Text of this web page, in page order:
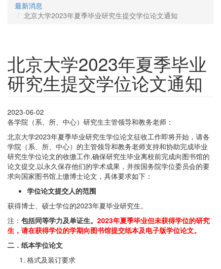
最新消息
北京大学2023年夏季毕业研究生提交学位论文通知
北京大学2023年夏季毕业
研究生提交学位论文通知
2023-06-02
各学院（系、所、中心）研究生主管领导和教务老师：
北京大学2023年夏季毕业研究生学位论文征收工作即将开始，请各
学院（系、所、中心）的主管领导和教务老师支持和协助完成毕业
研究生学位论文的收缴工作,确保研究生毕业离校前完成向图书馆的
论文提交,以永久保存他们的学术成果，并按国务院学位委员会的要
求向国家图书馆上缴博士论文，具体要求如下：
学位论文提交人的范围
获得博士、硕士学位的2023年夏毕业研究生。
注： 包括同等学力及单证生。 2023年夏季毕业但未获得学位的研究
生，请在获得学位的学期向图书馆提交纸本及电子版学位论文。
二．纸本学位论文
格式及装订要求